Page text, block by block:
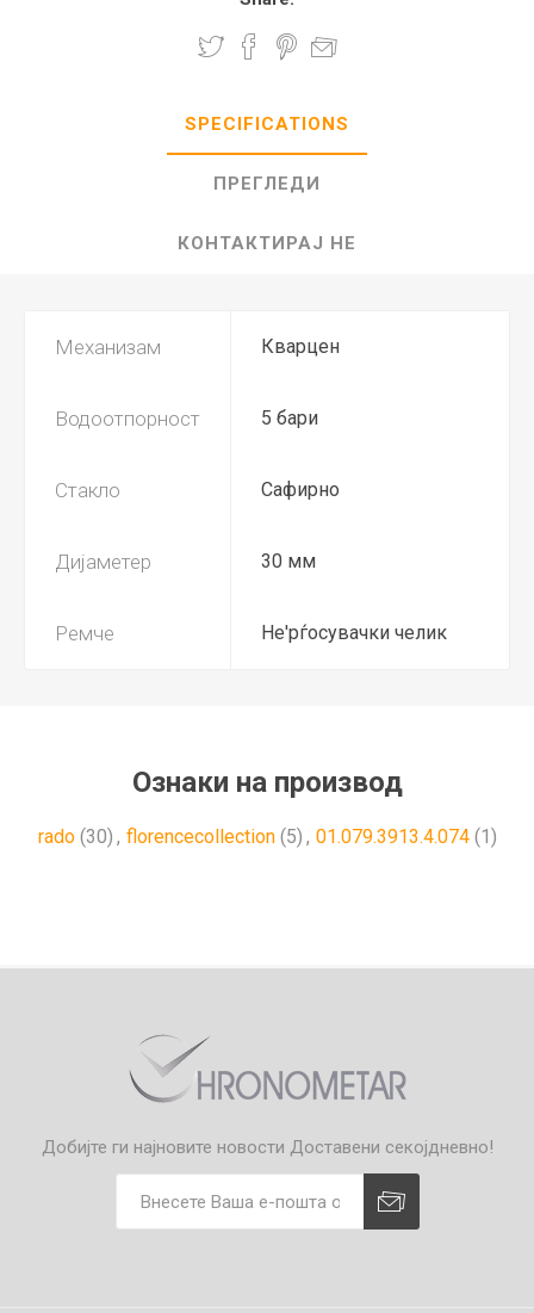
SPECIFICATIONS
ПРЕГЛЕДИ
КОНТАКТИРАЈ НЕ
Механизам Кварцен
Водоотпорност 5 бари
Стакло Сафирно
Дијаметер 30 мм
Ремче Не'рѓосувачки челик
Ознаки на производ
rado (30) , florencecollection (5) , 01.079.3913.4.074 (1)
Добијте ги најновите новости Доставени секојдневно!